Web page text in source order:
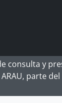
consulta y
parte